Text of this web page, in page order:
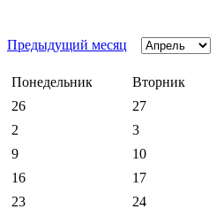
Предыдущий месяц
Понедельник Вторник
26
27
2
3
9
10
16
17
23
24